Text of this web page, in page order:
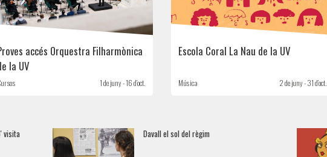
accés Orquestra Filharmònica
la UV
1 de juny - 16 d’oct.
Escola Coral La Nau de la UV
Música 2 de juny - 31 d’oct.
visita
Davall el sol del règim